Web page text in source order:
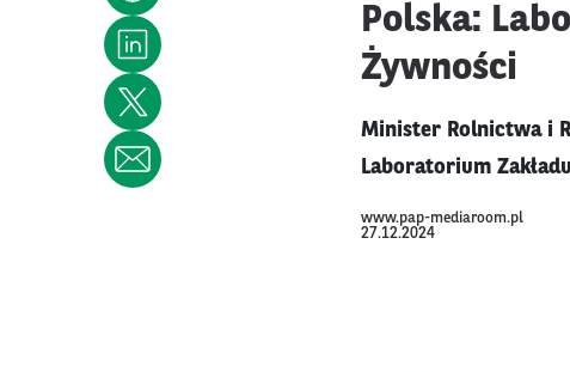
Polska:
Żywności
Minister Rolnictwa i
Laboratorium
www.pap-mediaroom.pl
27.12.2024